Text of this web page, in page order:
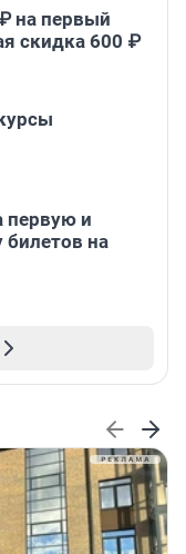
на первый
скидка 600 ₽
первую и
билетов на